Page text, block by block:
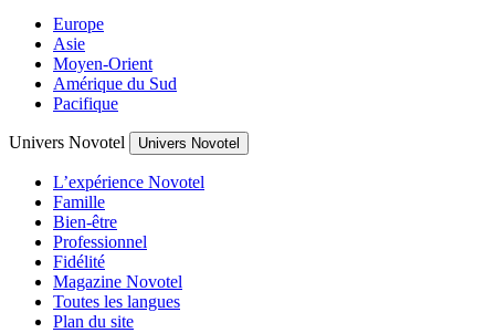
Europe
Asie
Moyen-Orient
Amérique du Sud
Pacifique
Univers Novotel Univers Novotel
L’expérience Novotel
Famille
Bien-être
Professionnel
Fidélité
Magazine Novotel
Toutes les langues
Plan du site